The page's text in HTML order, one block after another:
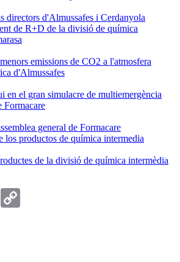
directors d'Almussafes i Cerdanyola
emissions de CO2 a l'atmosfera
en el gran simulacre de multiemergència
general de Formacare
de la divisió de química intermèdia
Email